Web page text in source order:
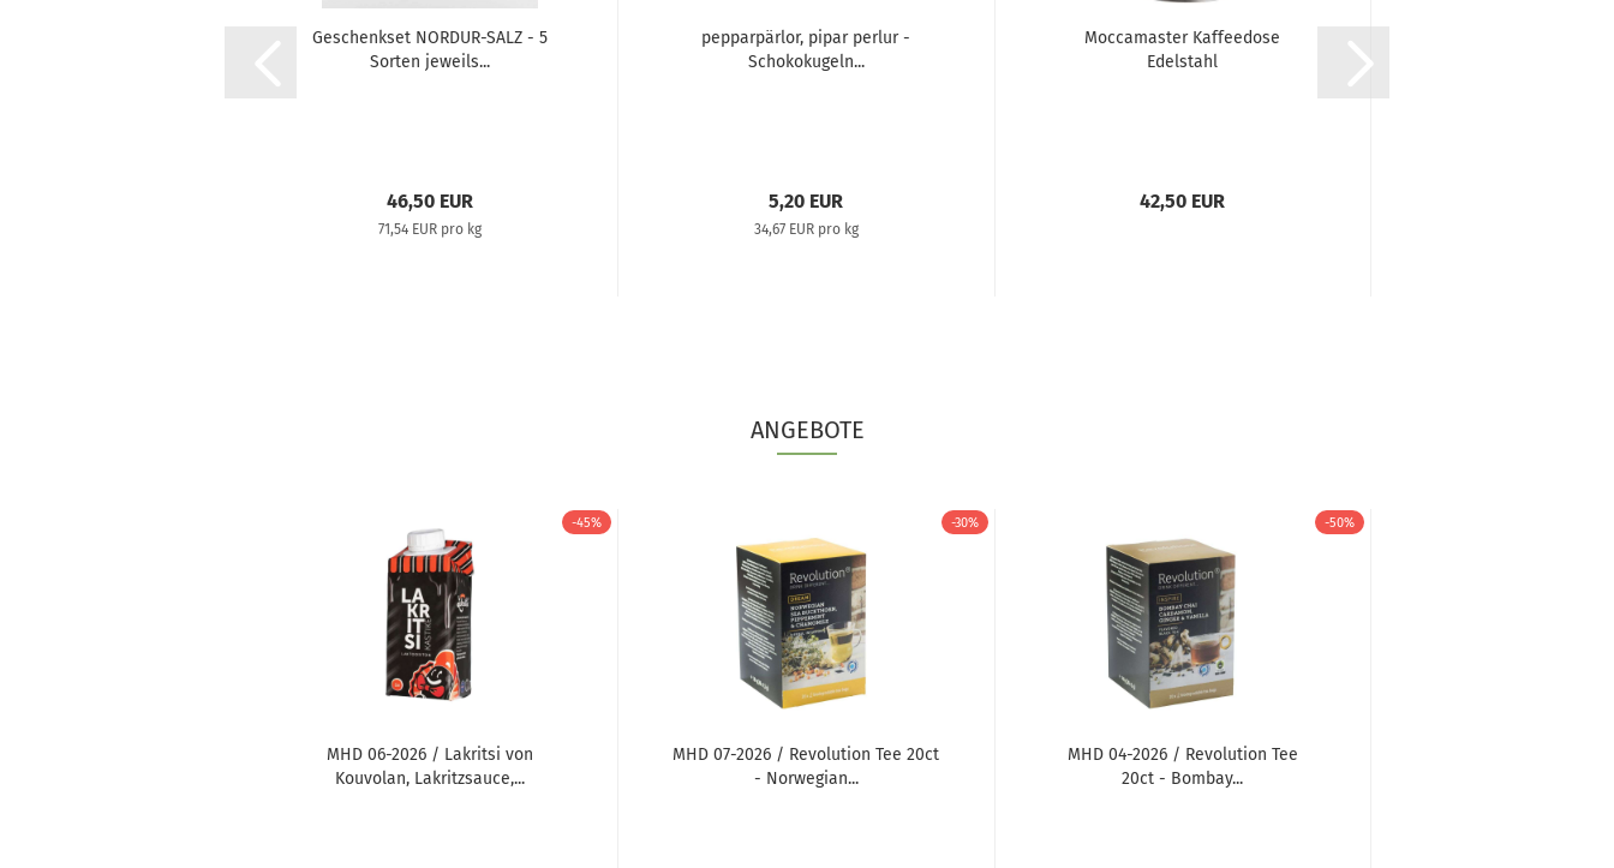
Geschenkset NORDUR-SALZ - 5
Sorten jeweils...
46,50 EUR
71,54 EUR pro kg
pepparpärlor, pipar perlur -
Schokokugeln...
5,20 EUR
34,67 EUR pro kg
Moccamaster Kaffeedose
Edelstahl
42,50 EUR
ANGEBOTE
-45%
MHD 06-2026 / Lakritsi von
Kouvolan, Lakritzsauce,...
-30%
MHD 07-2026 / Revolution Tee 20ct
- Norwegian...
-50%
MHD 04-2026 / Revolution Tee
20ct - Bombay...